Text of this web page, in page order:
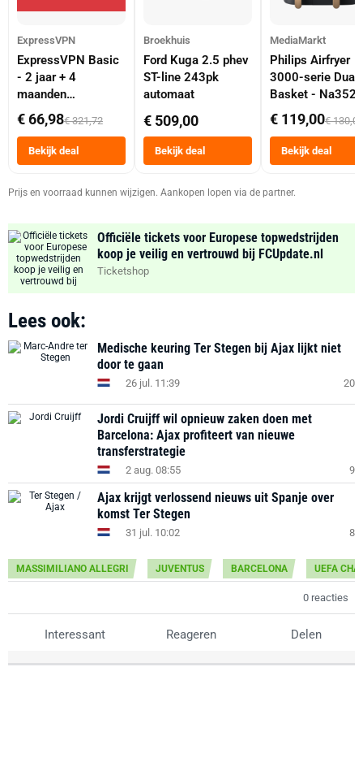
ExpressVPN
ExpressVPN Basic
- 2 jaar + 4
maanden
abonnement
€ 66,98€ 321,72
Bekijk deal
Broekhuis
Ford Kuga 2.5 phev
ST-line 243pk
automaat
€ 509,00
Bekijk deal
MediaMarkt
Philips Airfryer
3000-serie Dual
Basket -
Dubbele Mand 9
Tot 6 Personen
Heteluchtfriteuse
Zwart
€ 119,00€ 130,00
Bekijk deal
Prijs en voorraad kunnen wijzigen. Aankopen lopen via de partner.
Officiële tickets voor Europese topwedstrijden
koop je veilig en vertrouwd bij FCUpdate.nl
Ticketshop
Lees ook:
Medische keuring Ter Stegen bij Ajax lijkt niet
door te gaan
26 jul. 11:39 20
Jordi Cruijff wil opnieuw zaken doen met
Barcelona: Ajax profiteert van nieuwe
transferstrategie
2 aug. 08:55 9
Ajax krijgt verlossend nieuws uit Spanje over
komst Ter Stegen
31 jul. 10:02 8
MASSIMILIANO ALLEGRI JUVENTUS BARCELONA UEFA
0 reacties
Interessant Reageren Delen